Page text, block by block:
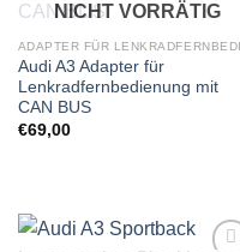
Wunschliste
NICHT VORRÄTIG
Audi A3 Adapter für
Lenkradfernbedienung mit
CAN BUS
€69,00